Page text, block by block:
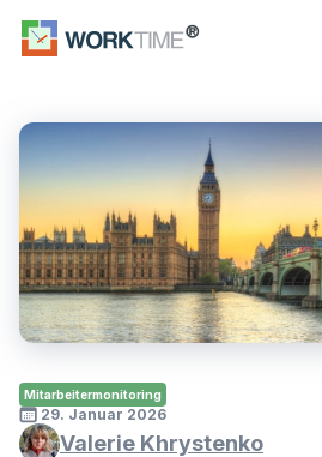
Mitarbeitermonitoring
29. Januar 2026
Valerie Khrystenko